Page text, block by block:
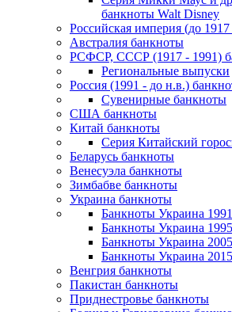
банкноты Walt Disney
Российская империя (до
Австралия банкноты
РСФСР, СССР (1917 - 1991)
Региональные выпуски
Россия (1991 - до н.в.)
Сувенирные банкноты
США банкноты
Китай банкноты
Серия Китайский
Беларусь банкноты
Венесуэла банкноты
Зимбабве банкноты
Украина банкноты
Банкноты Украина 1991
Банкноты Украина 1995
Банкноты Украина 2005
Банкноты Украина 2015
Венгрия банкноты
Пакистан банкноты
Приднестровье банкноты